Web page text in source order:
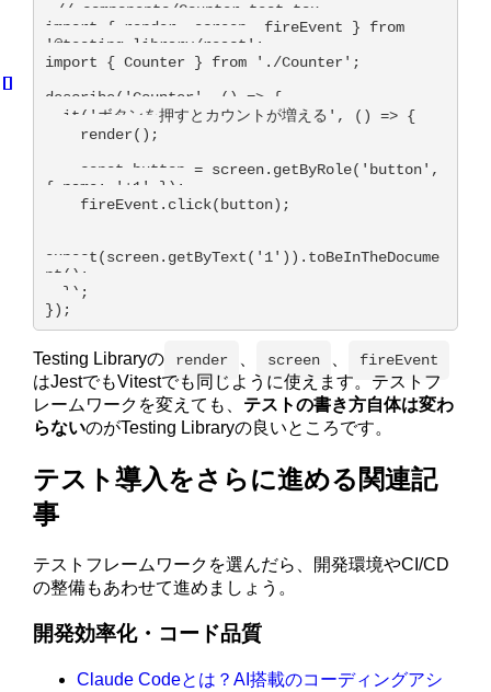
// components/Counter.test.tsx
import { render, screen, fireEvent } from
'@testing-library/react';
import { Counter } from './Counter';
describe('Counter', () => {
    render(
);
{ name: '+1' });
expect(screen.getByText('1')).toBeInTheDocume
nt();
});
Testing Libraryの render screen fireEvent
はJestでもVitestでも同じように使えます。テストフ
レームワークを変えても、 テストの書き方自体は変わ
らないのがTesting Libraryの良いところです。
テスト導入をさらに進める関連記
事
テストフレームワークを選んだら、開発環境やCI/CD
の整備もあわせて進めましょう。
開発効率化・コード品質
Claude Codeとは？AI搭載のコーディングアシ